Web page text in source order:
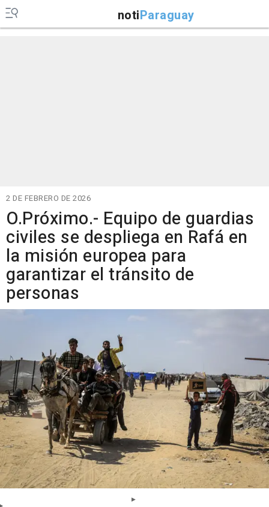
notiParaguay
2 DE FEBRERO DE 2026
O.Próximo.- Equipo de guardias
civiles se despliega en Rafá en
la misión europea para
garantizar el tránsito de
personas